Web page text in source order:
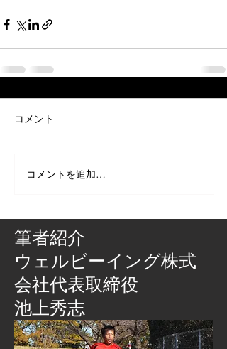
コメント
コメントを追加…
筆者紹介
​ウェルビーイング株式
会社代表取締役
池上秀志